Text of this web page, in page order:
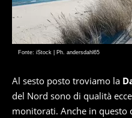
Fonte: iStock | Ph. andersdahl65
Al sesto posto troviamo la
del Nord sono di qualità
monitorati. Anche in questo